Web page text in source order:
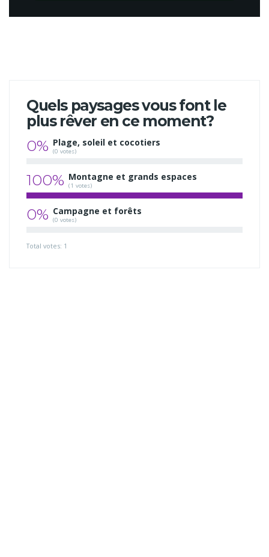
Quels paysages vous font le
plus rêver en ce moment?
0% Plage, soleil et cocotiers
(0 votes)
100% Montagne et grands espaces
(1 votes)
0% Campagne et forêts
(0 votes)
Total votes: 1